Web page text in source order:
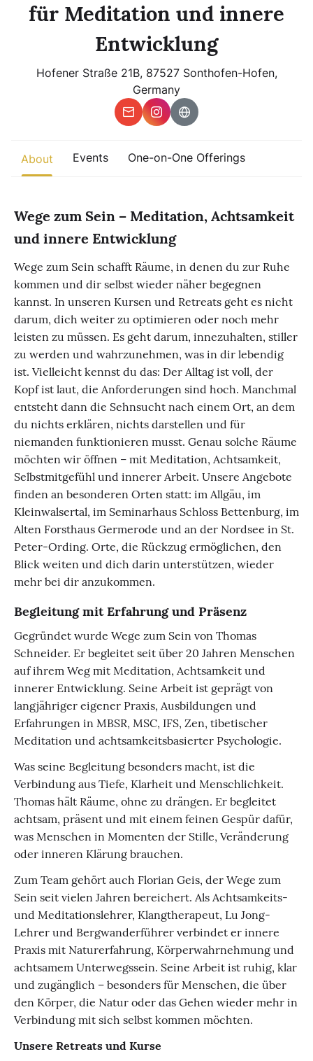
Find trending events
A global view of gatherings where connection, presence, and
growth are actively unfolding.
für Meditation und innere
Entwicklung
Hofener Straße 21B, 87527 Sonthofen-Hofen,
Germany
About Events One-on-One Offerings
Wege zum Sein – Meditation, Achtsamkeit
und innere Entwicklung
Wege zum Sein schafft Räume, in denen du zur Ruhe
kommen und dir selbst wieder näher begegnen
kannst. In unseren Kursen und Retreats geht es nicht
darum, dich weiter zu optimieren oder noch mehr
leisten zu müssen. Es geht darum, innezuhalten, stiller
zu werden und wahrzunehmen, was in dir lebendig
ist. Vielleicht kennst du das: Der Alltag ist voll, der
Kopf ist laut, die Anforderungen sind hoch. Manchmal
entsteht dann die Sehnsucht nach einem Ort, an dem
du nichts erklären, nichts darstellen und für
niemanden funktionieren musst. Genau solche Räume
möchten wir öffnen – mit Meditation, Achtsamkeit,
Selbstmitgefühl und innerer Arbeit. Unsere Angebote
finden an besonderen Orten statt: im Allgäu, im
Kleinwalsertal, im Seminarhaus Schloss Bettenburg, im
Alten Forsthaus Germerode und an der Nordsee in St.
Peter-Ording. Orte, die Rückzug ermöglichen, den
Blick weiten und dich darin unterstützen, wieder
mehr bei dir anzukommen.
Begleitung mit Erfahrung und Präsenz
Gegründet wurde Wege zum Sein von Thomas
Schneider. Er begleitet seit über 20 Jahren Menschen
auf ihrem Weg mit Meditation, Achtsamkeit und
innerer Entwicklung. Seine Arbeit ist geprägt von
langjähriger eigener Praxis, Ausbildungen und
Erfahrungen in MBSR, MSC, IFS, Zen, tibetischer
Meditation und achtsamkeitsbasierter Psychologie.
Was seine Begleitung besonders macht, ist die
Verbindung aus Tiefe, Klarheit und Menschlichkeit.
Thomas hält Räume, ohne zu drängen. Er begleitet
achtsam, präsent und mit einem feinen Gespür dafür,
was Menschen in Momenten der Stille, Veränderung
oder inneren Klärung brauchen.
Zum Team gehört auch Florian Geis, der Wege zum
Sein seit vielen Jahren bereichert. Als Achtsamkeits-
und Meditationslehrer, Klangtherapeut, Lu Jong-
Lehrer und Bergwanderführer verbindet er innere
Praxis mit Naturerfahrung, Körperwahrnehmung und
achtsamem Unterwegssein. Seine Arbeit ist ruhig, klar
und zugänglich – besonders für Menschen, die über
den Körper, die Natur oder das Gehen wieder mehr in
Verbindung mit sich selbst kommen möchten.
Unsere Retreats und Kurse